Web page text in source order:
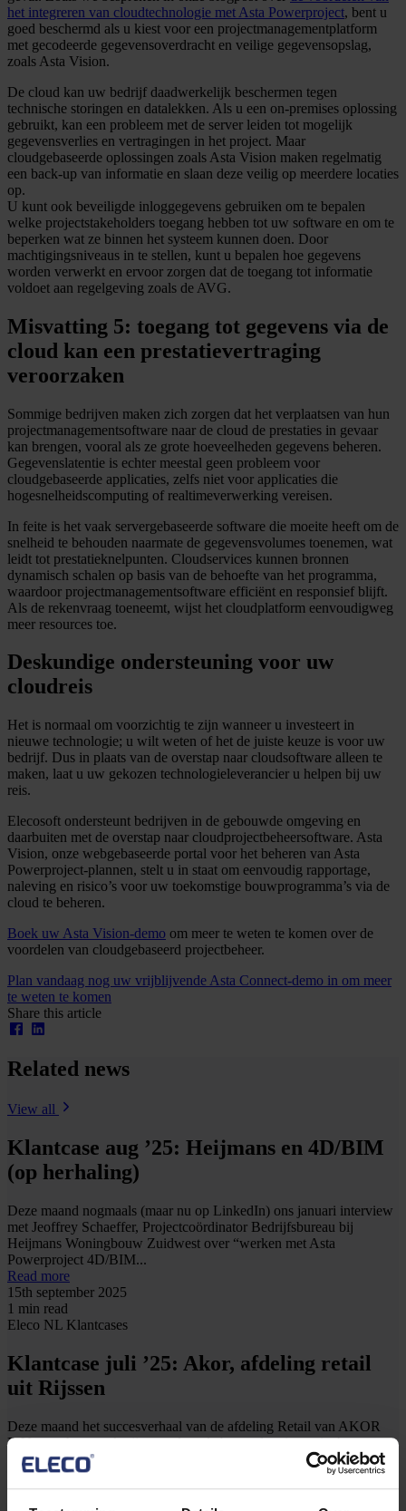
het integreren van cloudtechnologie met Asta Powerproject, bent u
goed beschermd als u kiest voor een projectmanagementplatform
met gecodeerde gegevensoverdracht en veilige gegevensopslag,
zoals Asta Vision.
De cloud kan uw bedrijf daadwerkelijk beschermen tegen
technische storingen en datalekken. Als u een on-premises oplossing
gebruikt, kan een probleem met de server leiden tot mogelijk
gegevensverlies en vertragingen in het project. Maar
cloudgebaseerde oplossingen zoals Asta Vision maken regelmatig
een back-up van informatie en slaan deze veilig op meerdere locaties
op.
U kunt ook beveiligde inloggegevens gebruiken om te bepalen
welke projectstakeholders toegang hebben tot uw software en om te
beperken wat ze binnen het systeem kunnen doen. Door
machtigingsniveaus in te stellen, kunt u bepalen hoe gegevens
worden verwerkt en ervoor zorgen dat de toegang tot informatie
voldoet aan regelgeving zoals de AVG.
Misvatting 5: toegang tot gegevens via de
cloud kan een prestatievertraging
veroorzaken
Sommige bedrijven maken zich zorgen dat het verplaatsen van hun
projectmanagementsoftware naar de cloud de prestaties in gevaar
kan brengen, vooral als ze grote hoeveelheden gegevens beheren.
Gegevenslatentie is echter meestal geen probleem voor
cloudgebaseerde applicaties, zelfs niet voor applicaties die
hogesnelheidscomputing of realtimeverwerking vereisen.
In feite is het vaak servergebaseerde software die moeite heeft om de
snelheid te behouden naarmate de gegevensvolumes toenemen, wat
leidt tot prestatieknelpunten. Cloudservices kunnen bronnen
dynamisch schalen op basis van de behoefte van het programma,
waardoor projectmanagementsoftware efficiënt en responsief blijft.
Als de rekenvraag toeneemt, wijst het cloudplatform eenvoudigweg
meer resources toe.
Deskundige ondersteuning voor uw
cloudreis
Het is normaal om voorzichtig te zijn wanneer u investeert in
nieuwe technologie; u wilt weten of het de juiste keuze is voor uw
bedrijf. Dus in plaats van de overstap naar cloudsoftware alleen te
maken, laat u uw gekozen technologieleverancier u helpen bij uw
reis.
Elecosoft ondersteunt bedrijven in de gebouwde omgeving en
daarbuiten met de overstap naar cloudprojectbeheersoftware. Asta
Vision, onze webgebaseerde portal voor het beheren van Asta
Powerproject-plannen, stelt u in staat om eenvoudig rapportage,
naleving en risico’s voor uw toekomstige bouwprogramma’s via de
cloud te beheren.
Boek uw Asta Vision-demo om meer te weten te komen over de
voordelen van cloudgebaseerd projectbeheer.
Plan vandaag nog uw vrijblijvende Asta Connect-demo in om meer
te weten te komen
Share this article
Related news
View all
Klantcase aug ’25: Heijmans en 4D/BIM
(op herhaling)
Deze maand nogmaals (maar nu op LinkedIn) ons januari interview
met Jeoffrey Schaeffer, Projectcoördinator Bedrijfsbureau bij
Heijmans Woningbouw Zuidwest over “werken met Asta
Powerproject 4D/BIM...
Read more
15th september 2025
1 min read
Eleco NL Klantcases
Klantcase juli ’25: Akor, afdeling retail
uit Rijssen
Deze maand het succesverhaal van de afdeling Retail van AKOR
B.V. over hun werkwijze rondom de bouwplanningen in Asta
Powerproject. Linda Winkel (Projectleider Retail) neemt...
Read more
16th juli 2025
1 min read